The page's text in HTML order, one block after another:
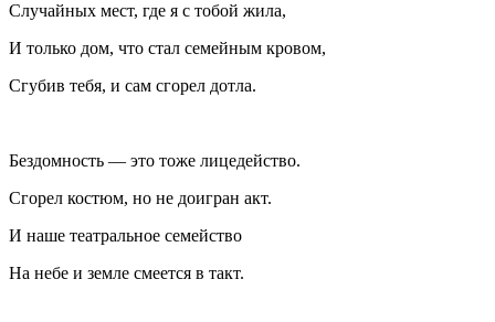
Случайных мест, где я с тобой жила,
И только дом, что стал семейным кровом,
Сгубив тебя, и сам сгорел дотла.
Бездомность — это тоже лицедейство.
Сгорел костюм, но не доигран акт.
И наше театральное семейство
На небе и земле смеется в такт.